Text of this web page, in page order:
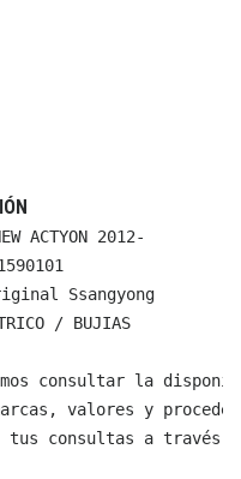
ACTYON 2012-
Ssangyong
/ BUJIAS
consultar la
valores y
consultas a través